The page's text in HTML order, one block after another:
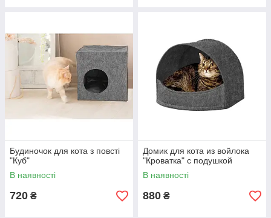
Будиночок для кота з повсті
"Куб"
В наявності
720 ₴
Домик для кота из войлока
"Кроватка" с подушкой
В наявності
880 ₴